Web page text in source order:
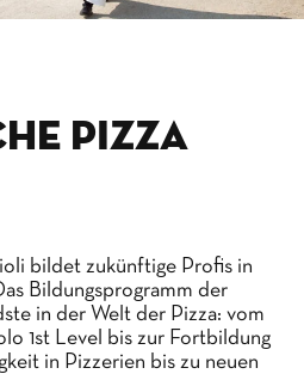
Pizza
bildet zukünftige Profis in
Bildungsprogramm der
in der Welt der Pizza: vom
1st Level bis zur Fortbildung
in Pizzerien bis zu neuen